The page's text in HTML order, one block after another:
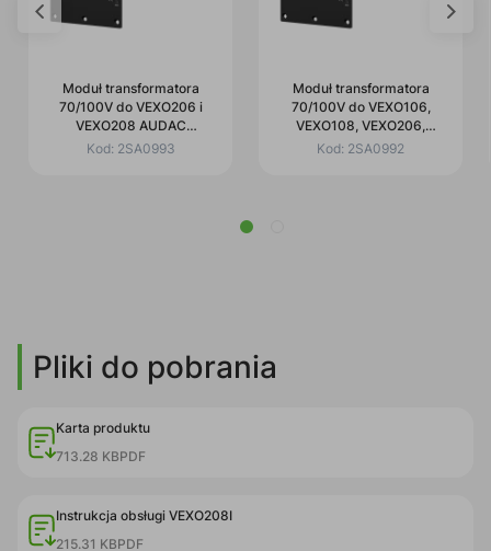
Moduł transformatora
70/100V do VEXO206 i
VEXO208 AUDAC
TRM024/B czarny
Kod: 2SA0993
Moduł transformatora
70/100V do VEXO106,
VEXO108, VEXO206,
VEXO208 AUDAC
Kod: 2SA0992
Pliki do pobrania
Karta produktu
713.28 KBPDF
Instrukcja obsługi VEXO208I
215.31 KBPDF